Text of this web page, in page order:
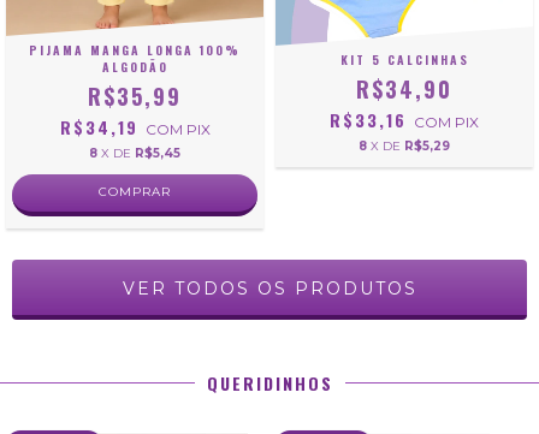
PIJAMA MANGA LONGA 100%
ALGODÃO
R$35,99
R$34,19 COM PIX
8 X DE R$5,45
COMPRAR
KIT 5 CALCINHAS
R$34,90
R$33,16 COM PIX
8 X DE R$5,29
VER TODOS OS PRODUTOS
QUERIDINHOS